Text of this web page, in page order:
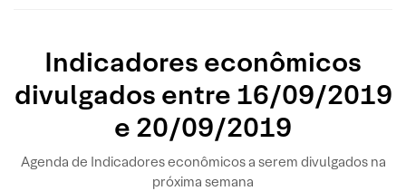
Indicadores econômicos
divulgados entre 16/09/2019
e 20/09/2019
Agenda de Indicadores econômicos a serem divulgados na
próxima semana